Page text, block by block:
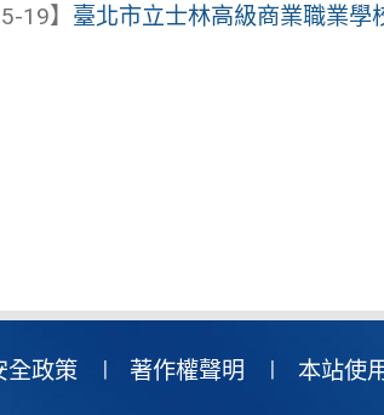
19】 臺北市立士林高級商業職業
全政策 著作權聲明 本站使